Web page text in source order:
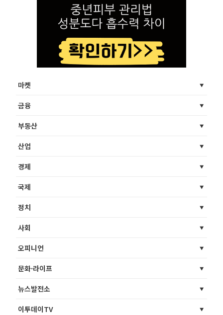
마켓
금융
부동산
산업
경제
국제
정치
사회
오피니언
문화·라이프
뉴스발전소
이투데이TV